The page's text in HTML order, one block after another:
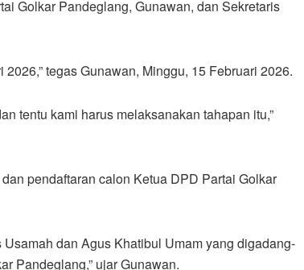
Golkar Pandeglang, Gunawan, dan Sekretaris
tegas Gunawan, Minggu, 15 Februari 2026.
tentu kami harus melaksanakan tahapan itu,”
pendaftaran calon Ketua DPD Partai Golkar
dan Agus Khatibul Umam yang digadang-
Pandeglang,” ujar Gunawan.